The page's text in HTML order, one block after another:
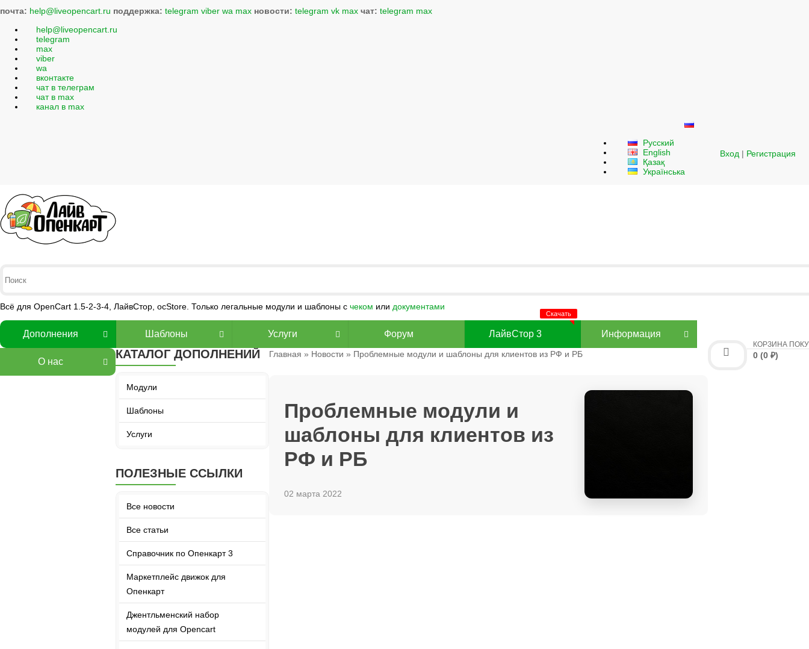
почта: help@liveopencart.ru поддержка: telegram viber wa max новости: telegram vk max чат: telegram max
help@liveopencart.ru
telegram
max
viber
wa
вконтакте
чат в телеграм
чат в max
канал в max
Русский
English
Қазақ
Українська
Вход | Регистрация
Всё для OpenCart 1.5-2-3-4, ЛайвСтор, ocStore. Только легальные модули и шаблоны с чеком или документами
КОРЗИНА
0 (0 ₽)
Дополнения Шаблоны Услуги Форум ЛайвСтор 3 Информация
О нас
КАТАЛОГ ДОПОЛНЕНИЙ
Модули
Шаблоны
Услуги
ПОЛЕЗНЫЕ ССЫЛКИ
Все новости
Все статьи
Справочник по Опенкарт 3
Маркетплейс движок для
Опенкарт
Джентльменский набор
модулей для Opencart
Главная » Новости » Проблемные модули и шаблоны для клиентов из РФ и РБ
Проблемные модули и
шаблоны для клиентов из
РФ и РБ
02 марта 2022